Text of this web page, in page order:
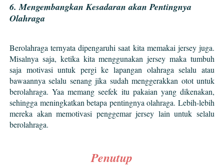
6. Mengembangkan Kesadaran akan Pentingnya
Olahraga
Berolahraga ternyata dipengaruhi saat kita memakai jersey juga.
Misalnya saja, ketika kita menggunakan jersey maka tumbuh
saja motivasi untuk pergi ke lapangan olahraga selalu atau
bawaannya selalu senang jika sudah menggerakkan otot untuk
berolahraga. Yaa memang seefek itu pakaian yang dikenakan,
sehingga meningkatkan betapa pentingnya olahraga. Lebih-lebih
mereka akan memotivasi penggemar jersey lain untuk selalu
berolahraga.
Penutup